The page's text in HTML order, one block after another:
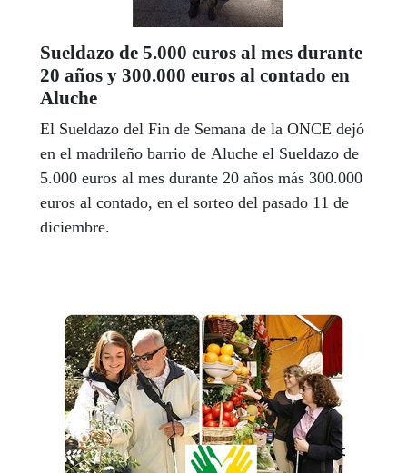
Sueldazo de 5.000 euros al mes durante
20 años y 300.000 euros al contado en
Aluche
El Sueldazo del Fin de Semana de la ONCE dejó
en el madrileño barrio de Aluche el Sueldazo de
5.000 euros al mes durante 20 años más 300.000
euros al contado, en el sorteo del pasado 11 de
diciembre.